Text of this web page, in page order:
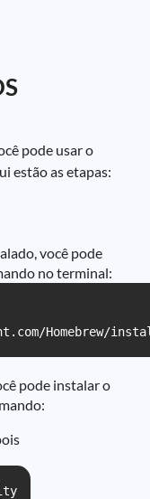
pode usar o
estão as etapas:
você pode
no terminal:
Homebrew/
pode instalar o